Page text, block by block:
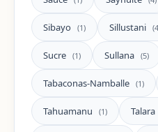
Sibayo (1) Sillustani
Sucre (1) Sullana (5)
Tabaconas-Namballe (1)
Tahuamanu (1) Talara